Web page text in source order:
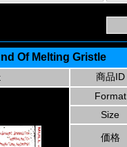
Of Melting Gristle
商品ID
Format
Size
価格